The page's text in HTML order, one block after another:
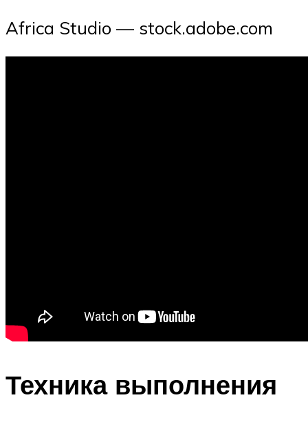
Africa Studio — stock.adobe.com
Техника выполнения